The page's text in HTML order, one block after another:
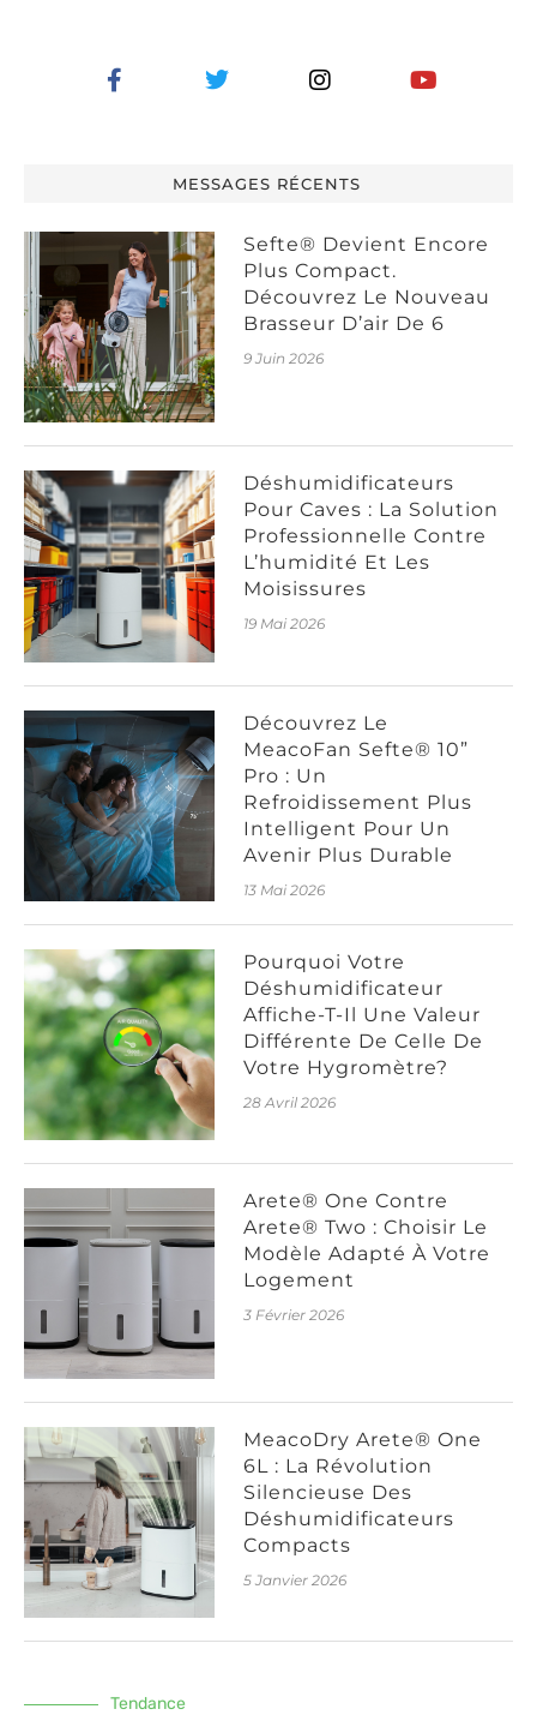
MESSAGES RÉCENTS
Sefte® Devient Encore
Plus Compact.
Découvrez Le Nouveau
Brasseur D’air De 6
9 Juin 2026
Déshumidificateurs
Pour Caves : La Solution
Professionnelle Contre
L’humidité Et Les
Moisissures
19 Mai 2026
Découvrez Le
MeacoFan Sefte® 10”
Pro : Un
Refroidissement Plus
Intelligent Pour Un
Avenir Plus Durable
13 Mai 2026
Pourquoi Votre
Déshumidificateur
Affiche-T-Il Une Valeur
Différente De Celle De
Votre Hygromètre?
28 Avril 2026
Arete® One Contre
Arete® Two : Choisir Le
Modèle Adapté À Votre
Logement
3 Février 2026
MeacoDry Arete® One
6L : La Révolution
Silencieuse Des
Déshumidificateurs
Compacts
5 Janvier 2026
Tendance